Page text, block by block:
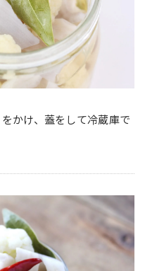
かけ、蓋をして冷蔵庫で